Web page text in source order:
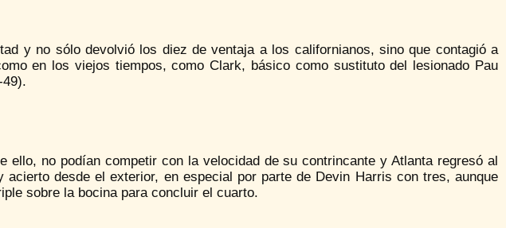
y no sólo devolvió los diez de ventaja a los californianos, sino que contagió a
en los viejos tiempos, como Clark, básico como sustituto del lesionado Pau
ello, no podían competir con la velocidad de su contrincante y Atlanta regresó al
acierto desde el exterior, en especial por parte de Devin Harris con tres, aunque
sobre la bocina para concluir el cuarto.